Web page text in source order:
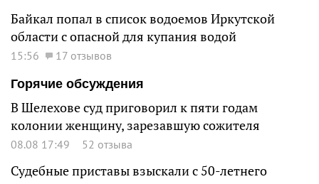
Байкал попал в список водоемов Иркутской
области с опасной для купания водой
15:56
17 отзывов
Горячие обсуждения
В Шелехове суд приговорил к пяти годам
колонии женщину, зарезавшую сожителя
08.08 17:49 52 отзыва
Судебные приставы взыскали с 50-летнего